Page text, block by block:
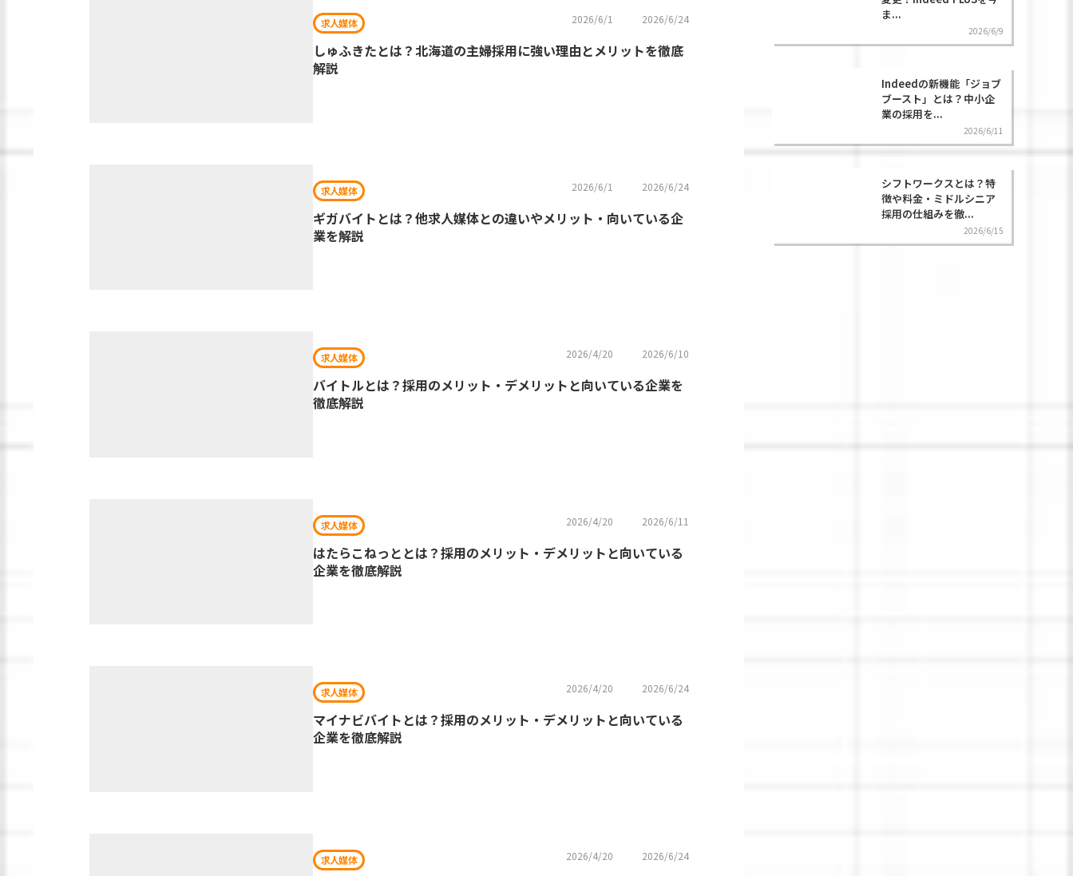
求人媒体 2026/6/1 2026/6/24
しゅふきたとは？北海道の主婦採用に強い理由とメリットを徹底
解説
求人媒体 2026/6/1 2026/6/24
ギガバイトとは？他求人媒体との違いやメリット・向いている企
業を解説
求人媒体 2026/4/20 2026/6/10
バイトルとは？採用のメリット・デメリットと向いている企業を
徹底解説
求人媒体 2026/4/20 2026/6/11
はたらこねっととは？採用のメリット・デメリットと向いている
企業を徹底解説
求人媒体 2026/4/20 2026/6/24
マイナビバイトとは？採用のメリット・デメリットと向いている
企業を徹底解説
求人媒体 2026/4/20 2026/6/24
ま...
2026/6/9
Indeedの新機能「ジョブ
ブースト」とは？中小企
業の採用を...
2026/6/11
シフトワークスとは？特
徴や料金・ミドルシニア
採用の仕組みを徹...
2026/6/15